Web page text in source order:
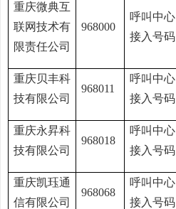
重庆微典互
联网技术有
限责任公司
968000
呼叫中心
接入号码
重庆贝丰科
技有限公司
968011
呼叫中心
接入号码
重庆永昇科
技有限公司
968018
呼叫中心
接入号码
重庆凯珏通
信有限公司
968068
呼叫中心
接入号码